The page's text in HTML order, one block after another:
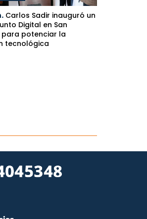
Carlos Sadir inauguró un
Digital en San
para potenciar la
tecnológica